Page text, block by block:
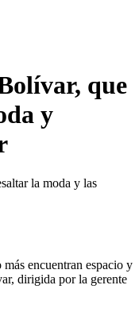
que
y
encuentran espacio y
dirigida por la gerente